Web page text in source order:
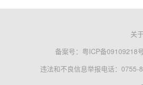
关
备案号： 粤ICP备09109218
违法和不良信息举报电话：0755-